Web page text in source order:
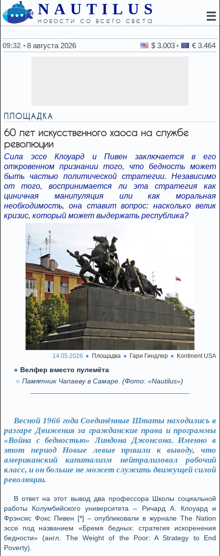
NAUTILUS
новости со всего света ☰
09:32
8 августа 2026 $ 3.003 € 3.464
ПЛОЩАДКА
60 лет искусственного хаоса на службе
революции
Сила эссе Клоуард и Пивен заключается в его
откровенном признании того, что бедность может
быть частью политической стратегии. Независимо
от того, воспринимается ли эта стратегия как
циничная манипуляция или как моральная
необходимость, она ставит вопрос: насколько велик
кризис, который может выдержать республика?
14.05.2026 Площадка Гари Гиндлер Kontinent USA
Велфер вместо пулемёта
Памятник Чапаеву в Самаре. (Фото: «Nautilus»)
Весной 1966 года Соединённые Штаты находились в
разгаре Движения за гражданские права и программы
«Война с бедностью» Линдона Джонсона. Именно в
этот период Новые левые пришли к выводу, что
американский капитализм нейтрализовал рабочий
класс, и он больше не может служить движущей силой
революции.
В ответ на этот вывод два профессора Школы социальной
работы Колумбийского университета – Ричард А. Клоуард и
Фрэнсис Фокс Пивен [*] – опубликовали в журнале The Nation
эссе под названием «Бремя бедных: стратегия искоренения
бедности» (англ. The Weight of the Poor: A Strategy to End
Poverty).